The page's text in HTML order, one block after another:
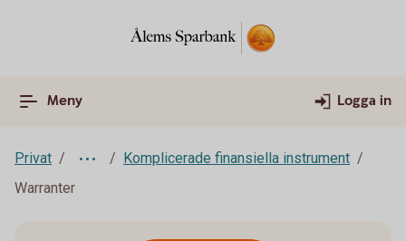
Meny Logga in
Privat
Komplicerade finansiella instrument
Warranter